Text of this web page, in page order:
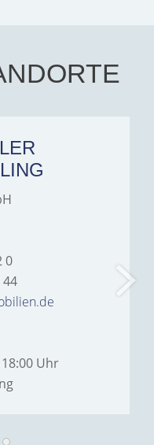
Hegerich Immobilien to
anyone looking for a home.
0
44
Uhr